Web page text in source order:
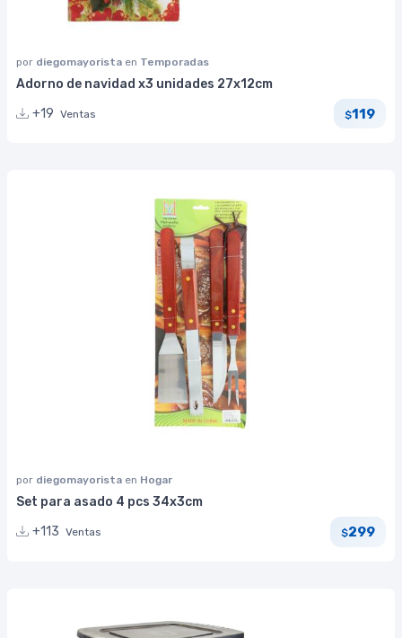
por diegomayorista en Temporadas
Adorno de navidad x3 unidades 27x12cm
+19 Ventas $119
por diegomayorista en Hogar
Set para asado 4 pcs 34x3cm
+113 Ventas $299